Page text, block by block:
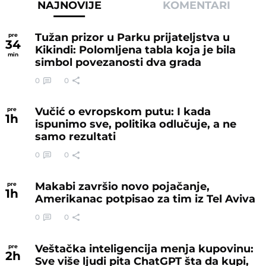
NAJNOVIJE KOMENTARI
pre
34
min
Tužan prizor u Parku prijateljstva u
Kikindi: Polomljena tabla koja je bila
simbol povezanosti dva grada
0 0
pre
1h
Vučić o evropskom putu: I kada
ispunimo sve, politika odlučuje, a ne
samo rezultati
0 0
pre
1h
Makabi završio novo pojačanje,
Amerikanac potpisao za tim iz Tel Aviva
0 0
pre
2h
Veštačka inteligencija menja kupovinu:
Sve više ljudi pita ChatGPT šta da kupi,